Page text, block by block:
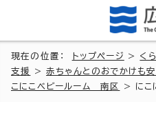
現在の位置： トップページ > く
支援
>赤ちゃんとのおでかけも安
こにこベビールーム 南区
> にこ